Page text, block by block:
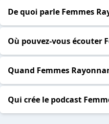
De quoi parle Femmes
Où pouvez-vous écouter
Quand Femmes
Qui crée le podcast